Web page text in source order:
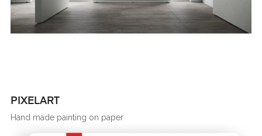
PIXELART
Hand made painting on paper